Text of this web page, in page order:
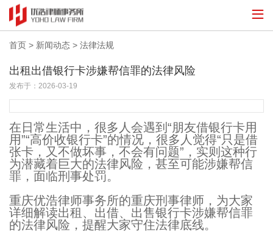
首页 > 新闻动态 > 法律法规
出租出借银行卡涉嫌帮信罪的法律风险
发布于：2026-03-19
在日常生活中，很多人会遇到“朋友借银行卡用
用”“高价收银行卡”的情况，很多人觉得“只是借
张卡，又不做坏事，不会有问题”，实则这种行
为潜藏着巨大的法律风险，甚至可能涉嫌帮信
罪，面临刑事处罚。
重庆优浩律师事务所的重庆刑事律师，为大家
详细解读出租、出借、出售银行卡涉嫌帮信罪
的法律风险，提醒大家守住法律底线。